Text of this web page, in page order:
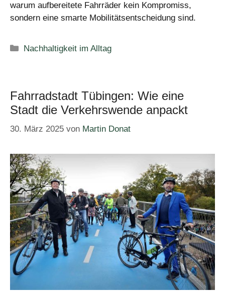
warum aufbereitete Fahrräder kein Kompromiss,
sondern eine smarte Mobilitätsentscheidung sind.
Kategorien
Nachhaltigkeit im Alltag
Fahrradstadt Tübingen: Wie eine
Stadt die Verkehrswende anpackt
30. März 2025 von Martin Donat